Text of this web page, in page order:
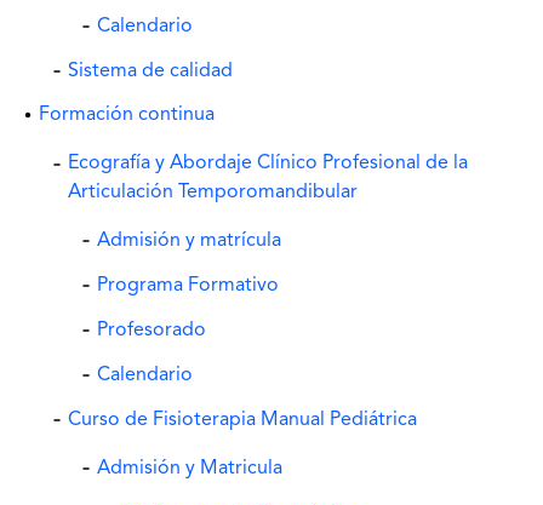
Calendario
Sistema de calidad
Formación continua
Ecografía y Abordaje Clínico Profesional de la
Articulación Temporomandibular
Admisión y matrícula
Programa Formativo
Profesorado
Calendario
Curso de Fisioterapia Manual Pediátrica
Admisión y Matricula